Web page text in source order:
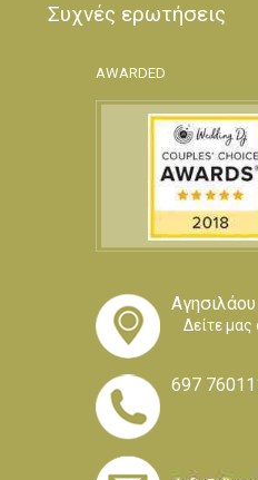
Συχνές ερωτήσεις
AWARDED
Δείτε
697